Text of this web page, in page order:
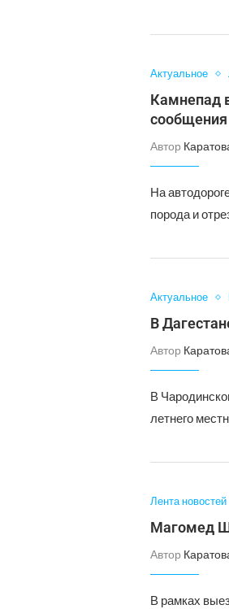
Актуальное
Камнепад
сообщения
Автор
На
порода и
Актуальное
В
Автор
В
летнего
Лента новостей
Магомед
Автор
В рамках